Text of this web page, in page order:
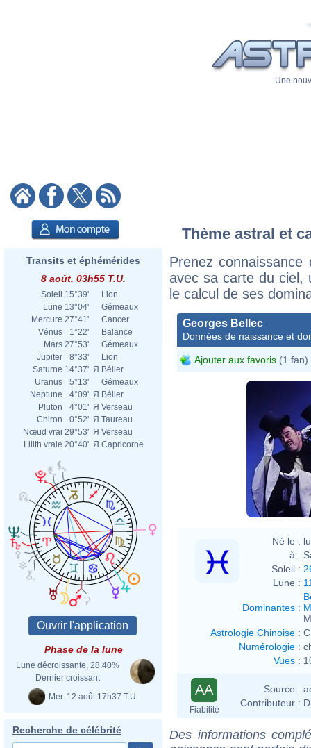
Une
Transits et éphémérides
8 août, 03h55 T.U.
Soleil 15°39'
Lion
Lune 13°04'
Gémeaux
Mercure 27°41'
Cancer
Vénus
1°22'
Balance
Mars 27°53'
Gémeaux
Jupiter
8°33'
Lion
Saturne 14°37' Я Bélier
Uranus
5°13'
Gémeaux
Neptune
4°09' Я Bélier
Pluton
4°01' Я Verseau
Chiron
0°52' Я Taureau
Nœud vrai 29°53' Я Verseau
Lilith vraie 20°40' Я Capricorne
Phase de la lune
Lune décroissante, 28.40%
Dernier croissant
Mer. 12 août 17h37 T.U.
Recherche de célébrité
Thème astral et
Prenez
avec sa carte du ciel,
le calcul de ses
Georges Bellec
Données de naissance et
Ajouter aux favoris (1 fan)
Né le :
à :
Soleil :
Lune :
Dominantes :
Astrologie Chinoise :
Numérologie :
Vues :
AA
Fiabilité
Source :
Contributeur :
Des informations